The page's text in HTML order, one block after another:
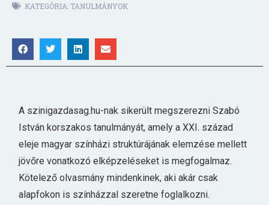
KATEGÓRIA: TANULMÁNYOK
A szinigazdasag.hu-nak sikerült megszerezni Szabó
István korszakos tanulmányát, amely a XXI. század
eleje magyar színházi struktúrájának elemzése mellett
jövőre vonatkozó elképzeléseket is megfogalmaz.
Kötelező olvasmány mindenkinek, aki akár csak
alapfokon is színházzal szeretne foglalkozni.